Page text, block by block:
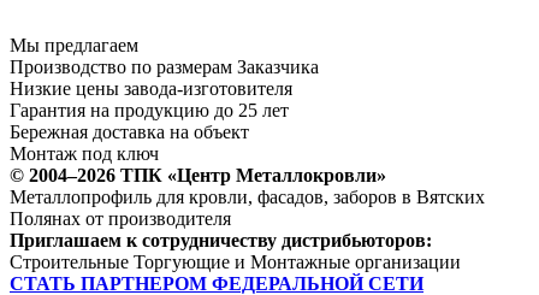
Мы предлагаем
Производство по размерам Заказчика
Низкие цены завода-изготовителя
Гарантия на продукцию до 25 лет
Бережная доставка на объект
Монтаж под ключ
© 2004–2026 ТПК «Центр Металлокровли»
Металлопрофиль для кровли, фасадов, заборов в Вятских
Полянах от производителя
Приглашаем к сотрудничеству дистрибьюторов:
Строительные Торгующие и Монтажные организации
СТАТЬ ПАРТНЕРОМ ФЕДЕРАЛЬНОЙ СЕТИ